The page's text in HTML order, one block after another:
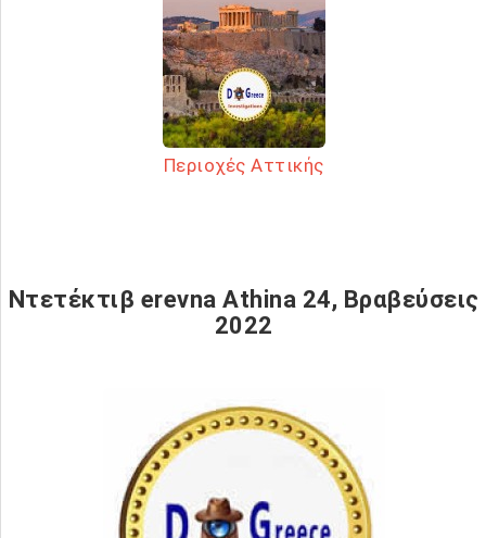
Περιοχές Αττικής
Ντετέκτιβ erevna Athina 24, Βραβεύσεις
2022